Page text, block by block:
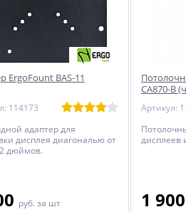
ErgoFount BAS-11
114173
адаптер для
дисплея диагональю от
дюймов.
руб. за шт
CA870-B
Артикул:
дисплеев
1 900